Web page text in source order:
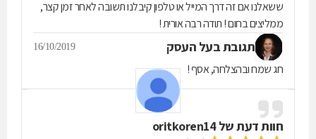
ששאלנו אם זה דרך המייל או טלפון קיבלנו תשובה לאחר זמן קצר,
ממליצים בחום ! תודה רבה אורית !
תגובת בעל העסק 16/10/2019
חג שמח ובהצלחה, אסף !
חוות דעת שלoritkoren14